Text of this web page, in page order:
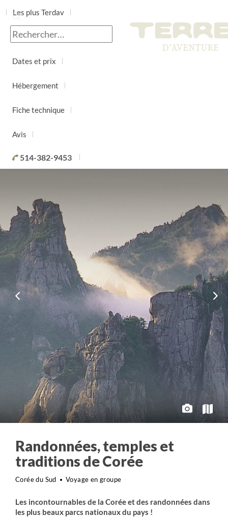
Les plus Terdav
Jour par jour
Dates et prix
Hébergement
Fiche technique
Avis
514-382-9453
Randonnées, temples et
traditions de Corée
Corée du Sud Voyage en groupe
Les incontournables de la Corée et des randonnées dans
les plus beaux parcs nationaux du pays !